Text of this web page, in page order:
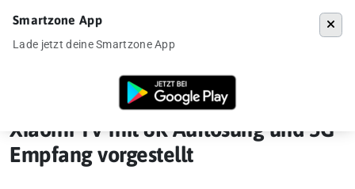
»Xiaomi TV mit 8K Auflösung und 5G Empfang
Xiaomi TV mit 8K Auflösung und 5G
Empfang vorgestellt
Smartzone App
Lade jetzt deine Smartzone App